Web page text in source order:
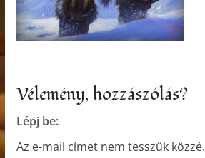
Vélemény, hozzászólás?
Lépj be:
Az e-mail címet nem tesszük közzé.